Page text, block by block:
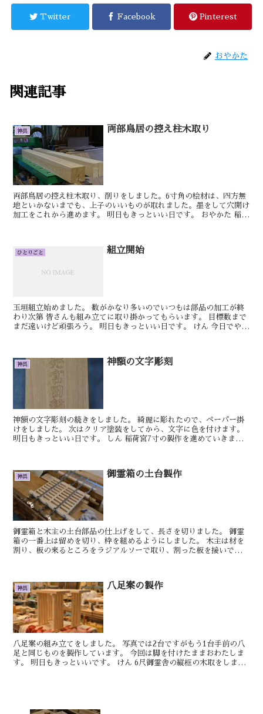
Twitter Facebook Pinterest
おやかた
関連記事
神具 両部鳥居の控え柱木取り
両部鳥居の控え柱木取り、削りをしました。6寸角の桧材は、四方無
地といかないまでも、上子のいいものが取れました。墨をして穴開け
加工をこれから進めます。 明日もきっといい日です。 おやかた 稲荷
ひとりごと 組立開始
玉垣組立始めました。 数がかなり多いのでいつもは部品の加工が終
わり次第 皆さんも組み立てに取り掛かってもらいます。 目標数まで
まだ遠いけど頑張ろう。 明日もきっといい日です。 けん 今日でやっ
神具 神額の文字彫刻
神額の文字彫刻の続きをしました。 綺麗に彫れたので、ペーパー掛
けをしました。 次はクリア塗装をしてから、文字に色を付けます。
明日もきっといい日です。 しん 稲荷宮7寸の製作を進めていきま
神具 御霊箱の土台製作
御霊箱と木主の土台部品の仕上げをして、長さを切りました。 御霊
箱の一番上は留めを切り、枠を組めるようにしました。 木主は材を
割り、板の来るところをラジアルソーで取り、割った板を接いで起き
神具 八足案の製作
八足案の組み立てをしました。 写真では2台ですがもう1台手前の八
足と同じものを製作しています。 今回は脚を付けたままおわたしま
す。 明日もきっといいです。 けん 6尺御霊舎の縦框の木取をしまし